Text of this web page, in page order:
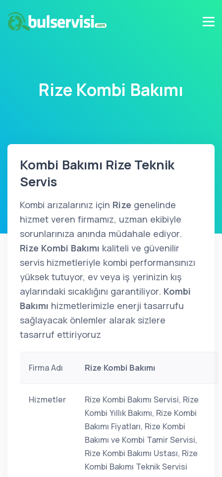
Rize Kombi Bakımı
Kombi Bakımı Rize Teknik
Servis
Kombi arızalarınız için Rize genelinde
hizmet veren firmamız, uzman ekibiyle
sorunlarınıza anında müdahale ediyor.
Rize Kombi Bakımı kaliteli ve güvenilir
servis hizmetleriyle kombi performansınızı
yüksek tutuyor, ev veya iş yerinizin kış
aylarındaki sıcaklığını garantiliyor. Kombi
Bakımı hizmetlerimizle enerji tasarrufu
sağlayacak önlemler alarak sizlere
tasarruf ettiriyoruz
Firma Adı Rize Kombi Bakımı
Hizmetler
Rize Kombi Bakımı Servisi, Rize
Kombi Yıllık Bakımı, Rize Kombi
Bakımı Fiyatları, Rize Kombi
Bakımı ve Kombi Tamir Servisi,
Rize Kombi Bakımı Ustası, Rize
Kombi Bakımı Teknik Servisi